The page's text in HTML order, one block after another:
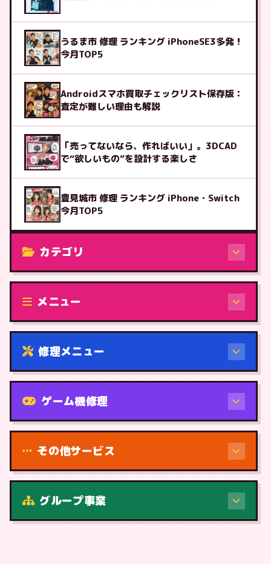
うるま市 修理 ランキング iPhoneSE3多発！
今月TOP5
Androidスマホ買取チェックリスト保存版：
査定が難しい理由も解説
「売ってないなら、作ればいい」。3DCAD
で“欲しいもの”を設計する楽しさ
豊見城市 修理 ランキング iPhone・Switch
今月TOP5
カテゴリ
修理（機種から）
メニュー
修理メニュー
機種から
ゲーム機修理
その他サービス
グループ事業